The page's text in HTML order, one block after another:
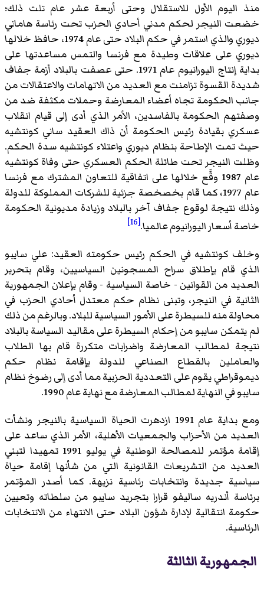
منذ اليوم الأول للاستقلال وحتى أربعة عشر عام تلت ذلك؛
خضعت النيجر لحكم مدني أحادي الحزب تحت رئاسة هاماني
ديوري والذي استمر في حكم البلاد حتى عام 1974، حافظ خلالها
ديوري على علاقات وطيدة مع فرنسا والتمس مساعدتها على
بداية إنتاج اليورانيوم عام 1971. حتى عصفت بالبلاد أزمة جفاف
شديدة القسوة تزامنت مع العديد من الاتهامات والاعتقالات من
جانب الحكومة تجاه أعضاء المعارضة وحملات مكثفة ضد من
وصفتهم الحكومة بالفاسدين، الأمر الذي أدى إلى قيام انقلاب
عسكري بقيادة رئيس الحكومة أن ذاك العقيد ساني كونتشيه
حيث تمت الإطاحة بنظام ديوري واعتلاء كونتشيه سدة الحكم.
وظلت النيجر تحت طائلة الحكم العسكري حتى وفاة كونتشيه
عام 1987 وقَّع خلالها على اتفاقية للتعاون المشترك مع فرنسا
عام 1977، كما قام بخصخصة جزئية للشركات المملوكة للدولة
وذلك نتيجة لوقوع جفاف آخر بالبلاد وزيادة مديونية الحكومة
خاصة أسعار اليورانيوم عالميا.[16]
وخلف كونتشيه في الحكم رئيس حكومته العقيد: علي سايبو
الذي قام بإطلاق سراح المسجونين السياسيين، وقام بتحرير
العديد من القوانين - خاصة السياسية - وقام بإعلان الجمهورية
الثانية في النيجر، وتبنى نظام حكم معتدل أحادي الحزب في
محاولة منه للسيطرة على الأمور السياسية للبلاد. وبالرغم من ذلك
لم يتمكن سايبو من إحكام السيطرة على مقاليد السياسة بالبلاد
نتيجة لمطالب المعارضة واضرابات متكررة قام بها الطلاب
والعاملين بالقطاع الصناعي للدولة بإقامة نظام حكم
ديموقراطي يقوم على التعددية الحزبية مما أدى إلى رضوخ نظام
سايبو في النهاية لمطالب المعارضة مع نهاية عام 1990.
ومع بداية عام 1991 ازدهرت الحياة السياسية بالنيجر ونشأت
العديد من الأحزاب والجمعيات الأهلية، الأمر الذي ساعد على
إقامة مؤتمر للمصالحة الوطنية في يوليو 1991 تمهيدا لتبني
العديد من التشريعات القانونية التي من شأنها إقامة حياة
سياسية جديدة وانتخابات رئاسية نزيهة. كما أصدر المؤتمر
برئاسة أندريه ساليفو قرارا بتجريد سايبو من سلطاته وتعيين
حكومة انتقالية لإدارة شؤون البلاد حتى الانتهاء من الانتخابات
الرئاسية.
الجمهورية الثالثة